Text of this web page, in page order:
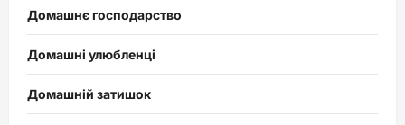
Домашнє господарство
Домашні улюбленці
Домашній затишок